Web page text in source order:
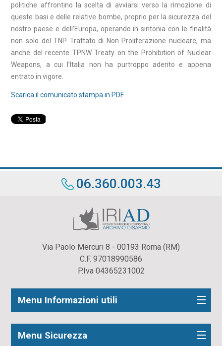
politiche affrontino la scelta di avviarsi verso la rimozione di
queste basi e delle relative bombe, proprio per la sicurezza del
nostro paese e dell’Europa, operando in sintonia con le finalità
non solo del TNP Trattato di Non Proliferazione nucleare, ma
anche del recente TPNW Treaty on the Prohibition of Nuclear
Weapons, a cui l’Italia non ha purtroppo aderito e appena
entrato in vigore.
Scarica il comunicato stampa in PDF
06.360.003.43
Via Paolo Mercuri 8 - 00193 Roma (RM)
C.F. 97018990586
P.Iva 04365231002
Menu Informazioni utili
Menu Sicurezza